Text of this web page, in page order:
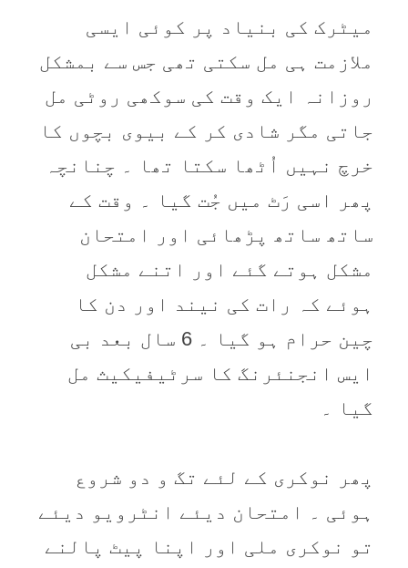
میٹرک کی بنیاد پر کوئی ایسی
ملازمت ہی مل سکتی تھی جس سے بمشکل
روزانہ ایک وقت کی سوکھی روٹی مل
جاتی مگر شادی کر کے بیوی بچوں کا
خرچ نہیں اُٹھا سکتا تھا ۔ چنانچہ
پھر اسی رَٹ میں جُت گیا ۔ وقت کے
ساتھ ساتھ پڑھائی اور امتحان
مشکل ہوتے گئے اور اتنے مشکل
ہوئے کہ رات کی نیند اور دن کا
چین حرام ہو گیا ۔ 6 سال بعد بی
ایس انجنئرنگ کا سرٹیفیکیث مل
گیا ۔
پھر نوکری کے لئے تگ و دو شروع
ہوئی ۔ امتحان دیئے انٹرویو دیئے
تو نوکری ملی اور اپنا پیٹ پالنے